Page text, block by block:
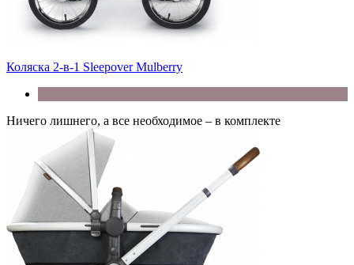
Коляска 2-в-1 Sleepover Mulberry
Ничего лишнего, а все необходимое – в комплекте